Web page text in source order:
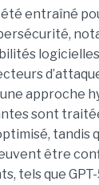
entraîné
approche
sont
tandis
être
tels que